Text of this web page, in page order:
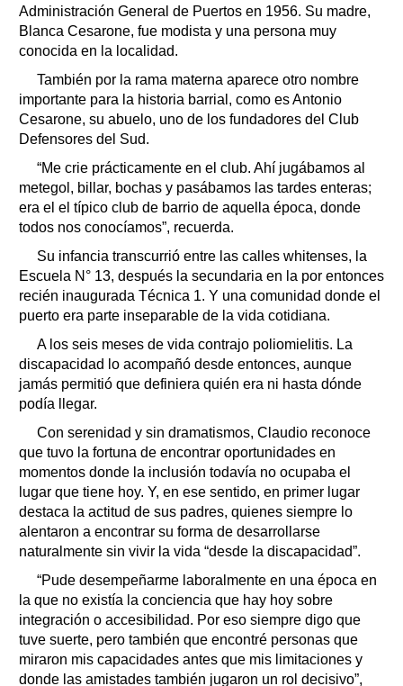
Administración General de Puertos en 1956. Su madre,
Blanca Cesarone, fue modista y una persona muy
conocida en la localidad.
También por la rama materna aparece otro nombre
importante para la historia barrial, como es Antonio
Cesarone, su abuelo, uno de los fundadores del Club
Defensores del Sud.
“Me crie prácticamente en el club. Ahí jugábamos al
metegol, billar, bochas y pasábamos las tardes enteras;
era el el típico club de barrio de aquella época, donde
todos nos conocíamos”, recuerda.
Su infancia transcurrió entre las calles whitenses, la
Escuela N° 13, después la secundaria en la por entonces
recién inaugurada Técnica 1. Y una comunidad donde el
puerto era parte inseparable de la vida cotidiana.
A los seis meses de vida contrajo poliomielitis. La
discapacidad lo acompañó desde entonces, aunque
jamás permitió que definiera quién era ni hasta dónde
podía llegar.
Con serenidad y sin dramatismos, Claudio reconoce
que tuvo la fortuna de encontrar oportunidades en
momentos donde la inclusión todavía no ocupaba el
lugar que tiene hoy. Y, en ese sentido, en primer lugar
destaca la actitud de sus padres, quienes siempre lo
alentaron a encontrar su forma de desarrollarse
naturalmente sin vivir la vida “desde la discapacidad”.
“Pude desempeñarme laboralmente en una época en
la que no existía la conciencia que hay hoy sobre
integración o accesibilidad. Por eso siempre digo que
tuve suerte, pero también que encontré personas que
miraron mis capacidades antes que mis limitaciones y
donde las amistades también jugaron un rol decisivo”,